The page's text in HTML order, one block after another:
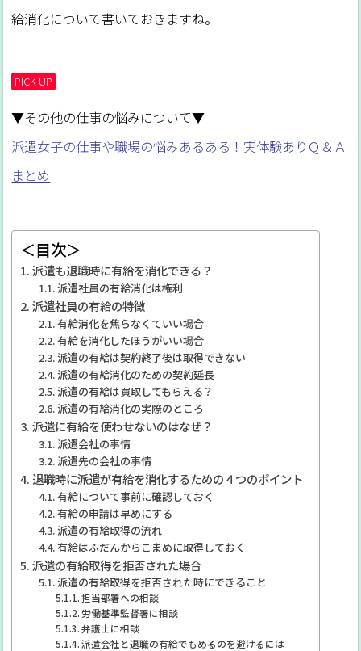
給消化について書いておきますね。
PICK UP
▼その他の仕事の悩みについて▼
派遣女子の仕事や職場の悩みあるある！実体験ありＱ＆Ａ
まとめ
＜目次＞
派遣も退職時に有給を消化できる？
派遣社員の有給消化は権利
派遣社員の有給の特徴
有給消化を焦らなくていい場合
有給を消化したほうがいい場合
派遣の有給は契約終了後は取得できない
派遣の有給消化のための契約延長
派遣の有給は買取してもらえる？
派遣の有給消化の実際のところ
派遣に有給を使わせないのはなぜ？
派遣会社の事情
派遣先の会社の事情
退職時に派遣が有給を消化するための４つのポイント
有給について事前に確認しておく
有給の申請は早めにする
派遣の有給取得の流れ
有給はふだんからこまめに取得しておく
派遣の有給取得を拒否された場合
派遣の有給取得を拒否された時にできること
担当部署への相談
労働基準監督署に相談
弁護士に相談
派遣会社と退職の有給でもめるのを避けるには